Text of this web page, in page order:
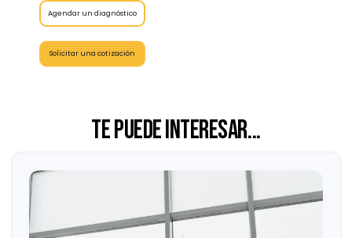
contactarnos, será un placer conversar contigo.